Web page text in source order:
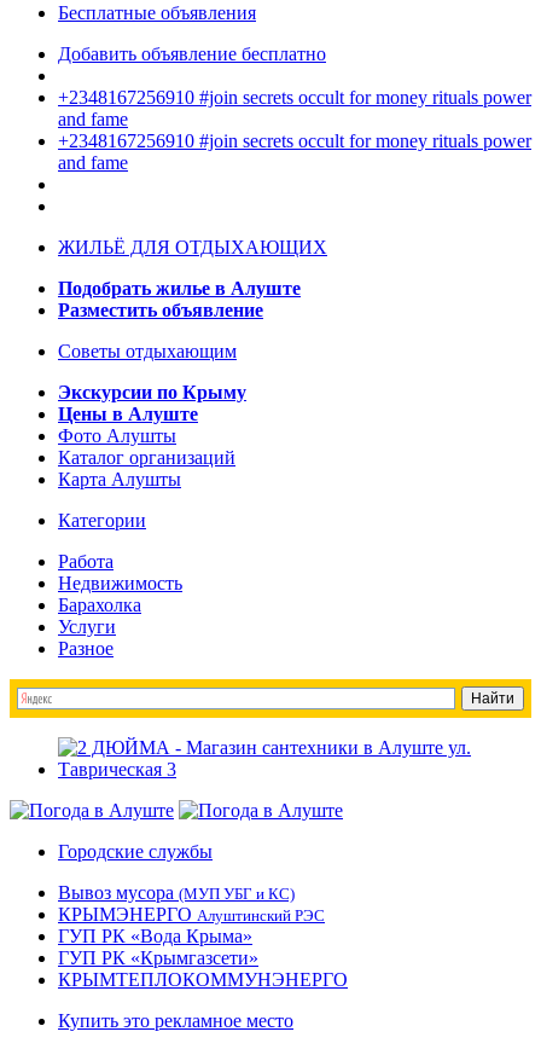
Бесплатные объявления
Добавить объявление бесплатно
+2348167256910 #join secrets occult for money rituals power
and fame
+2348167256910 #join secrets occult for money rituals power
and fame
ЖИЛЬЁ ДЛЯ ОТДЫХАЮЩИХ
Подобрать жилье в Алуште
Разместить объявление
Советы отдыхающим
Экскурсии по Крыму
Цены в Алуште
Фото Алушты
Каталог организаций
Карта Алушты
Категории
Работа
Недвижимость
Барахолка
Услуги
Разное
Городские службы
Вывоз мусора (МУП УБГ и КС)
КРЫМЭНЕРГО Алуштинский РЭС
ГУП РК «Вода Крыма»
ГУП РК «Крымгазсети»
КРЫМТЕПЛОКОММУНЭНЕРГО
Купить это рекламное место